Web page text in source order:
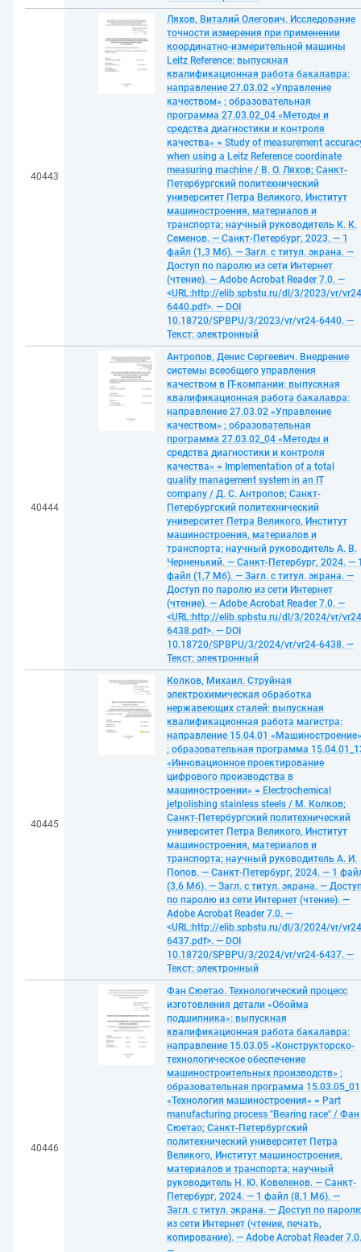
40443
Ляхов, Виталий Олегович. Исследование
точности измерения при применении
координатно-измерительной машины
Leitz Reference: выпускная
квалификационная работа бакалавра:
направление 27.03.02 «Управление
качеством» ; образовательная
программа 27.03.02_04 «Методы и
средства диагностики и контроля
качества» = Study of measurement
when using a Leitz Reference coordinate
measuring machine / В. О. Ляхов; Санкт-
Петербургский политехнический
университет Петра Великого, Институт
машиностроения, материалов и
транспорта; научный руководитель К. К.
Семенов. — Санкт-Петербург, 2023. — 1
файл (1,3 Мб). — Загл. с титул. экрана. —
Доступ по паролю из сети Интернет
(чтение). — Adobe Acrobat Reader 7.0. —
<URL:http://elib.spbstu.ru/dl/3/2023/vr/
6440.pdf>. — DOI
10.18720/SPBPU/3/2023/vr/vr24-6440. —
Текст: электронный
40444
Антропов, Денис Сергеевич. Внедрение
системы всеобщего управления
качеством в IT-компании: выпускная
квалификационная работа бакалавра:
направление 27.03.02 «Управление
качеством» ; образовательная
программа 27.03.02_04 «Методы и
средства диагностики и контроля
качества» = Implementation of a total
quality management system in an IT
company / Д. С. Антропов; Санкт-
Петербургский политехнический
университет Петра Великого, Институт
машиностроения, материалов и
транспорта; научный руководитель А. В.
Черненький. — Санкт-Петербург, 2024. —
файл (1,7 Мб). — Загл. с титул. экрана. —
Доступ по паролю из сети Интернет
(чтение). — Adobe Acrobat Reader 7.0. —
<URL:http://elib.spbstu.ru/dl/3/2024/vr/
6438.pdf>. — DOI
10.18720/SPBPU/3/2024/vr/vr24-6438. —
Текст: электронный
40445
Колков, Михаил. Струйная
электрохимическая обработка
нержавеющих сталей: выпускная
квалификационная работа магистра:
направление 15.04.01 «Машиностроение»
; образовательная программа
«Инновационное проектирование
цифрового производства в
машиностроении» = Electrochemical
jetpolishing stainless steels / М. Колков;
Санкт-Петербургский политехнический
университет Петра Великого, Институт
машиностроения, материалов и
транспорта; научный руководитель А. И.
Попов. — Санкт-Петербург, 2024. — 1
(3,6 Мб). — Загл. с титул. экрана. —
по паролю из сети Интернет (чтение). —
Adobe Acrobat Reader 7.0. —
<URL:http://elib.spbstu.ru/dl/3/2024/vr/
6437.pdf>. — DOI
10.18720/SPBPU/3/2024/vr/vr24-6437. —
Текст: электронный
40446
Фан Сюетао. Технологический процесс
изготовления детали «Обойма
подшипника»: выпускная
квалификационная работа бакалавра:
направление 15.03.05 «Конструкторско-
технологическое обеспечение
машиностроительных производств» ;
образовательная программа 15.03.05_01
«Технология машиностроения» = Part
manufacturing process "Bearing race" / Фан
Сюетао; Санкт-Петербургский
политехнический университет Петра
Великого, Институт машиностроения,
материалов и транспорта; научный
руководитель Н. Ю. Ковеленов. — Санкт-
Петербург, 2024. — 1 файл (8,1 Мб). —
Загл. с титул. экрана. — Доступ по
из сети Интернет (чтение, печать,
копирование). — Adobe Acrobat Reader 7.0.